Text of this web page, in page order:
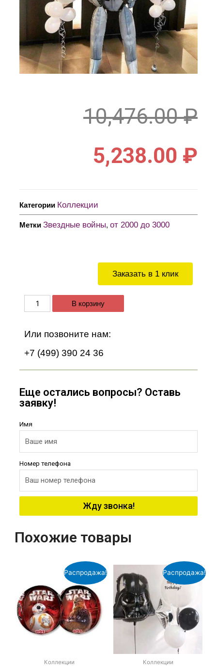
Заказать в 1 клик
В корзину
Или позвоните нам:
+7 (499) 390 24 36
Еще остались вопросы? Оставь
заявку!
Имя
Номер телефона
Жду звонка!
10,476.00₽
5,238.00 ₽
Категории Коллекции
Метки Звездные войны, от 2000 до 3000
Похожие товары
Распродажа!
Коллекции
Распродажа!
Коллекции